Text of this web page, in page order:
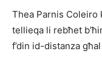
Thea Parnis
tellieqa li rebħet
f’din id-distanza